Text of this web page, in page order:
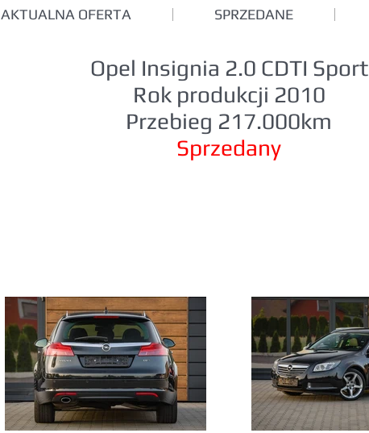
AKTUALNA OFERTA SPRZEDANE
Opel Insignia 2.0 CDTI Sport
Rok produkcji 2010
Przebieg 217.000km
Sprzedany